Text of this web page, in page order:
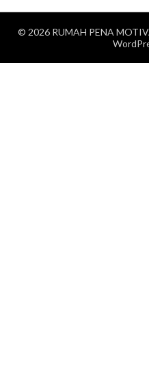
© 2026 RUMAH PENA